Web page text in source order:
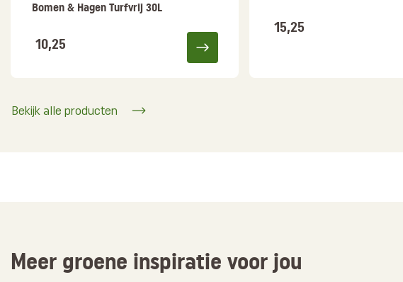
Bomen & Hagen Turfvrij 30L
10,25
15,25
Bekijk alle producten
Meer groene inspiratie voor jou